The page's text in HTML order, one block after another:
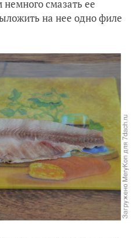
немного смазать ее
на нее одно филе